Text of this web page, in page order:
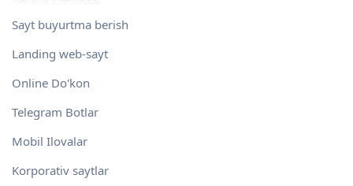
Sayt buyurtma berish
Landing web-sayt
Online Do'kon
Telegram Botlar
Mobil Ilovalar
Korporativ saytlar